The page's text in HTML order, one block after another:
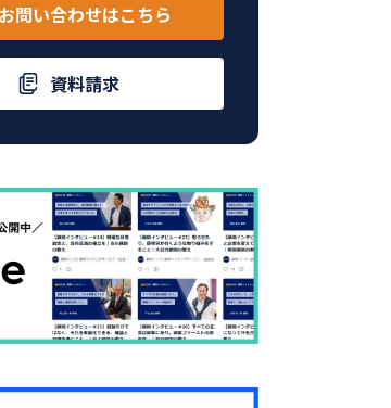
お問い合わせはこちら
資料請求